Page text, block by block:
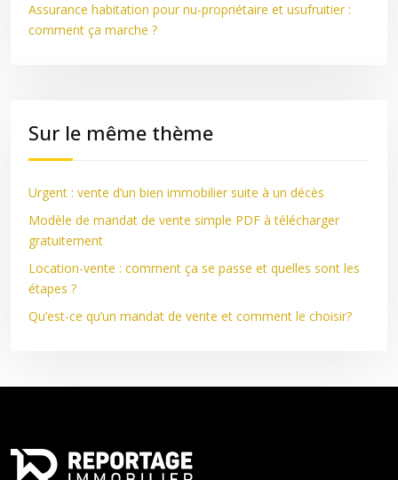
Assurance habitation pour nu-propriétaire et usufruitier :
comment ça marche ?
Sur le même thème
Urgent : vente d’un bien immobilier suite à un décès
Modèle de mandat de vente simple PDF à télécharger
gratuitement
Location-vente : comment ça se passe et quelles sont les
étapes ?
Qu’est-ce qu’un mandat de vente et comment le choisir?